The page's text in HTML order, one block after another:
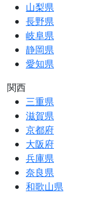
山梨県
長野県
岐阜県
静岡県
愛知県
関西
三重県
滋賀県
京都府
大阪府
兵庫県
奈良県
和歌山県